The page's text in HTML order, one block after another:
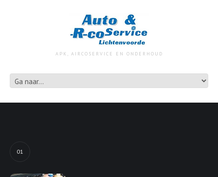
APK, AIRCOSERVICE EN ONDERHOUD
01